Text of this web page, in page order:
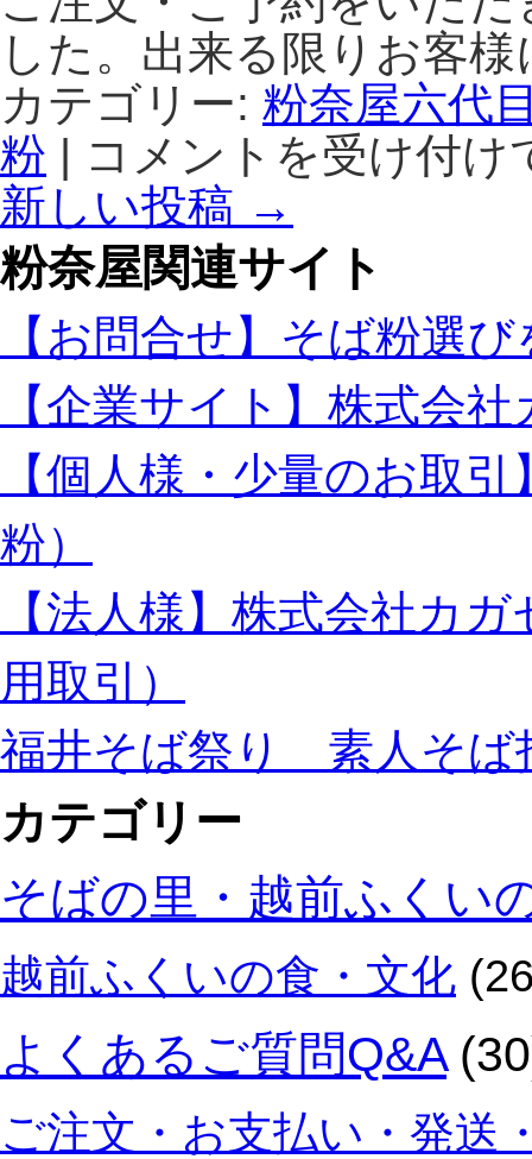
が
ご
ざ
い
ま
す。
は
した。出来る限りお客
カテゴリー: 粉奈屋六代
粉 |
イ
ン
タ
ー
ネ
ッ
ト
に
る
年
越
し
粉
の
ご
文
受
付
終
し
ま
た。
は
コメントを受け付け
新しい投稿 →
粉奈屋関連サイト
【お問合せ】そば粉選
【企業サイト】株式会
【個人様・少量のお取
粉）
【法人様】株式会社カ
用取引）
福井そば祭り 素人そば
カテゴリー
そばの里・越前ふくい
越前ふくいの食・文化
よくあるご質問Q&A
ご注文・お支払い・発送